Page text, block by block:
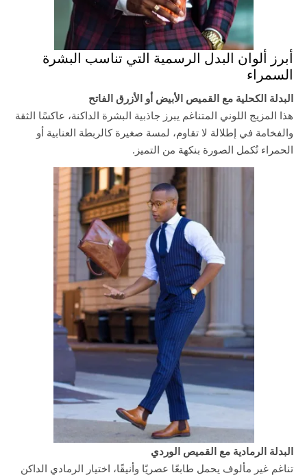
أبرز ألوان البدل الرسمية التي تناسب البشرة
السمراء
البدلة الكحلية مع القميص الأبيض أو الأزرق الفاتح
هذا المزيج اللوني المتناغم يبرز جاذبية البشرة الداكنة، عاكسًا الثقة
والفخامة في إطلالة لا تقاوم، لمسة صغيرة كالربطة العنابية أو
الحمراء تُكمل الصورة بنكهة من التميز.
البدلة الرمادية مع القميص الوردي
تناغم غير مألوف يحمل طابعًا عصريًا وأنيقًا، اختيار الرمادي الداكن